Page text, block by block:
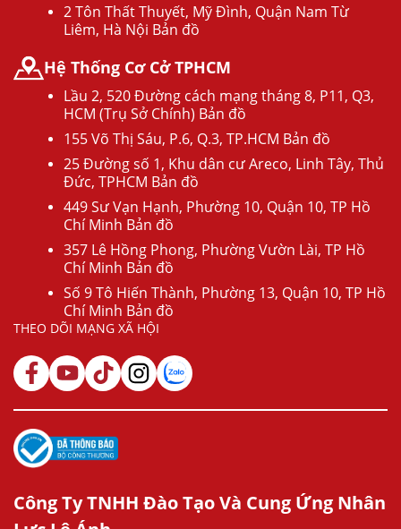
2 Tôn Thất Thuyết, Mỹ Đình, Quận Nam Từ
Liêm, Hà Nội Bản đồ
Hệ Thống Cơ Cở TPHCM
Lầu 2, 520 Đường cách mạng tháng 8, P11, Q3,
HCM (Trụ Sở Chính) Bản đồ
155 Võ Thị Sáu, P.6, Q.3, TP.HCM Bản đồ
25 Đường số 1, Khu dân cư Areco, Linh Tây, Thủ
Đức, TPHCM Bản đồ
449 Sư Vạn Hạnh, Phường 10, Quận 10, TP Hồ
Chí Minh Bản đồ
357 Lê Hồng Phong, Phường Vườn Lài, TP Hồ
Chí Minh Bản đồ
Số 9 Tô Hiến Thành, Phường 13, Quận 10, TP Hồ
Chí Minh Bản đồ
THEO DÕI MẠNG XÃ HỘI
Công Ty TNHH Đào Tạo Và Cung Ứng Nhân